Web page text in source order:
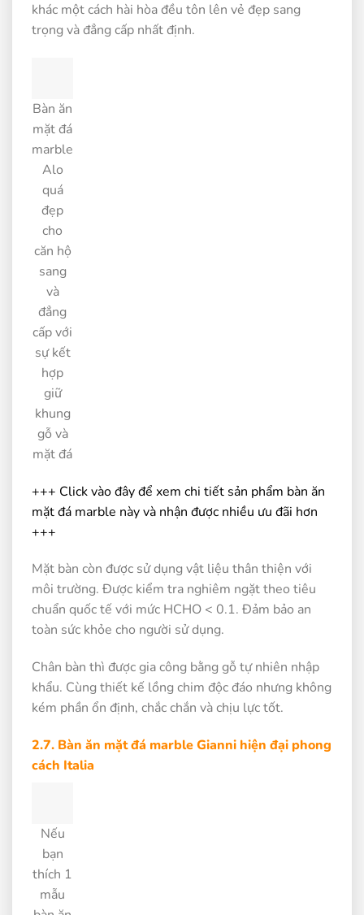
khác một cách hài hòa đều tôn lên vẻ đẹp sang
trọng và đẳng cấp nhất định.
Bàn ăn
mặt đá
marble
Alo
quá
đẹp
cho
căn hộ
sang
và
đẳng
cấp với
sự kết
hợp
giữ
khung
gỗ và
mặt đá
+++ Click vào đây để xem chi tiết sản phẩm bàn ăn
mặt đá marble này và nhận được nhiều ưu đãi hơn
+++
Mặt bàn còn được sử dụng vật liệu thân thiện với
môi trường. Được kiểm tra nghiêm ngặt theo tiêu
chuẩn quốc tế với mức HCHO < 0.1. Đảm bảo an
toàn sức khỏe cho người sử dụng.
Chân bàn thì được gia công bằng gỗ tự nhiên nhập
khẩu. Cùng thiết kế lồng chim độc đáo nhưng không
kém phần ổn định, chắc chắn và chịu lực tốt.
2.7. Bàn ăn mặt đá marble Gianni hiện đại phong
cách Italia
Nếu
bạn
thích 1
mẫu